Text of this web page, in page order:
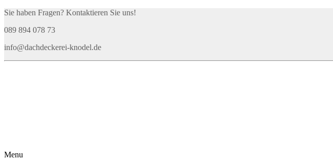
Sie haben Fragen? Kontaktieren Sie uns!
089 894 078 73
info@dachdeckerei-knodel.de
Menu